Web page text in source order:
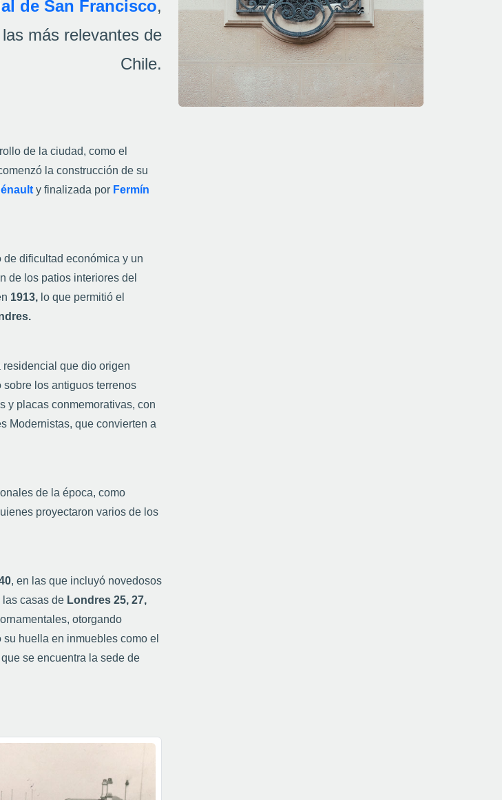
de San Francisco,
más relevantes de
Chile.
de la ciudad, como el
la construcción de su
y finalizada por Fermín
dificultad económica y un
de los patios interiores del
1913, lo que permitió el
que dio origen
los antiguos terrenos
y placas conmemorativas, con
Modernistas, que convierten a
de la época, como
proyectaron varios de los
, en las que incluyó novedosos
casas de Londres 25, 27,
otorgando
su huella en inmuebles como el
se encuentra la sede de